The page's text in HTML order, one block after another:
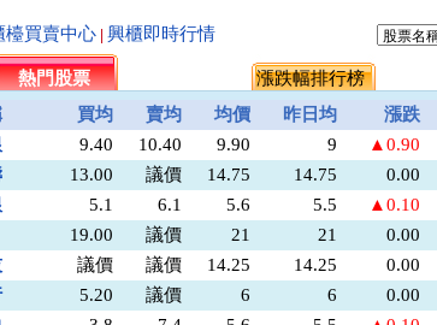
檯買賣中心 興櫃即時行情
門股票
漲跌幅排行榜
買均 賣均 均價 昨日均 漲跌
9.40 10.40 9.90 9 ▲0.90
13.00 議價 14.75 14.75 0.00
5.1 6.1 5.6 5.5 ▲0.10
19.00 議價 21 21 0.00
議價 議價 14.25 14.25 0.00
5.20 議價 6 6 0.00